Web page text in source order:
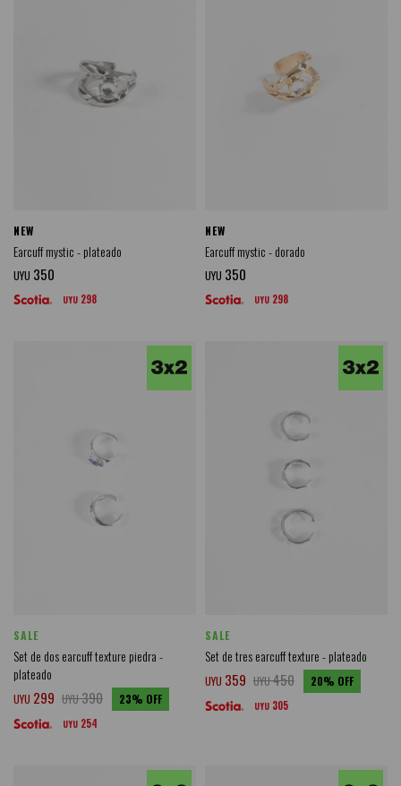
NEW
Earcuff mystic - plateado
UYU 350
UYU 298
NEW
Earcuff mystic - dorado
UYU 350
UYU 298
SALE
Set de dos earcuff texture piedra -
plateado
UYU 299 UYU390 23
UYU 254
SALE
Set de tres earcuff texture - plateado
UYU 359 UYU450 20
UYU 305